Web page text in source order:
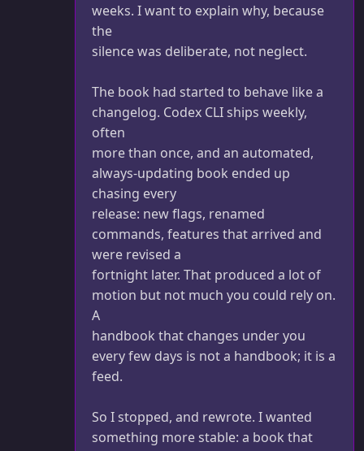
weeks. I want to explain why, because
the
silence was deliberate, not neglect.
The book had started to behave like a
changelog. Codex CLI ships weekly,
often
more than once, and an automated,
always-updating book ended up
chasing every
release: new flags, renamed
commands, features that arrived and
were revised a
fortnight later. That produced a lot of
motion but not much you could rely on.
A
handbook that changes under you
every few days is not a handbook; it is a
feed.
So I stopped, and rewrote. I wanted
something more stable: a book that